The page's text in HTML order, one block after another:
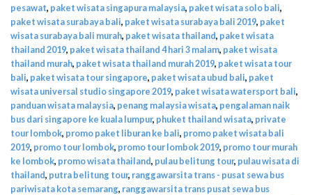
pesawat, paket wisata singapura malaysia, paket wisata solo bali,
paket wisata surabaya bali, paket wisata surabaya bali 2019, paket
wisata surabaya bali murah, paket wisata thailand, paket wisata
thailand 2019, paket wisata thailand 4 hari 3 malam, paket wisata
thailand murah, paket wisata thailand murah 2019, paket wisata tour
bali, paket wisata tour singapore, paket wisata ubud bali, paket
wisata universal studio singapore 2019, paket wisata watersport bali,
panduan wisata malaysia, penang malaysia wisata, pengalaman naik
bus dari singapore ke kuala lumpur, phuket thailand wisata, private
tour lombok, promo paket liburan ke bali, promo paket wisata bali
2019, promo tour lombok, promo tour lombok 2019, promo tour murah
ke lombok, promo wisata thailand, pulau belitung tour, pulau wisata di
thailand, putra belitung tour, ranggawarsita trans - pusat sewa bus
pariwisata kota semarang, ranggawarsita trans pusat sewa bus